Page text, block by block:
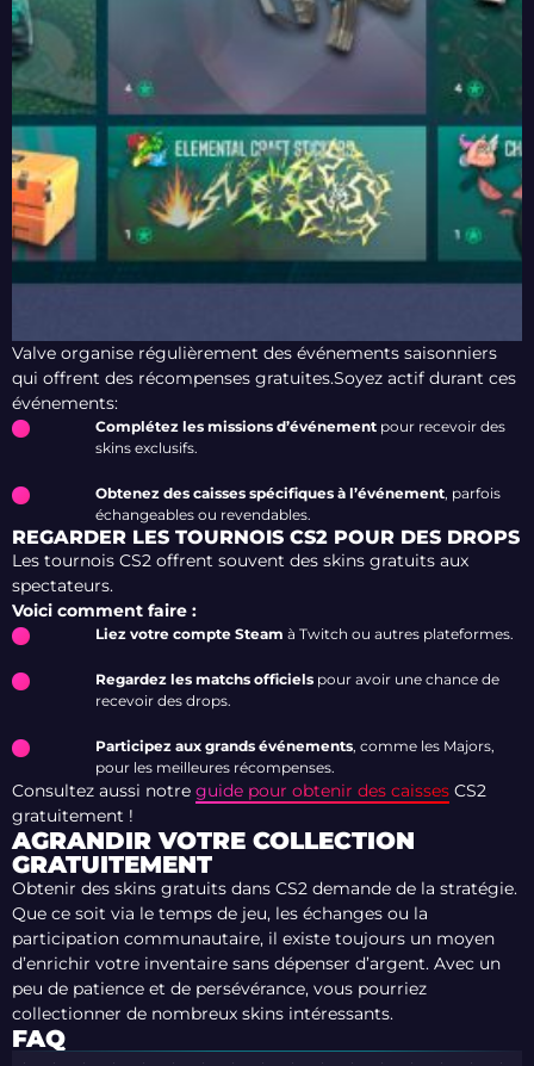
Valve organise régulièrement des événements saisonniers
qui offrent des récompenses gratuites.Soyez actif durant ces
événements:
Complétez les missions d’événement pour recevoir des
skins exclusifs.
Obtenez des caisses spécifiques à l’événement, parfois
échangeables ou revendables.
REGARDER LES TOURNOIS CS2 POUR DES DROPS
Les tournois CS2 offrent souvent des skins gratuits aux
spectateurs.
Voici comment faire :
Liez votre compte Steam à Twitch ou autres plateformes.
Regardez les matchs officiels pour avoir une chance de
recevoir des drops.
Participez aux grands événements, comme les Majors,
pour les meilleures récompenses.
Consultez aussi notre guide pour obtenir des caisses CS2
gratuitement !
AGRANDIR VOTRE COLLECTION
GRATUITEMENT
Obtenir des skins gratuits dans CS2 demande de la stratégie.
Que ce soit via le temps de jeu, les échanges ou la
participation communautaire, il existe toujours un moyen
d’enrichir votre inventaire sans dépenser d’argent. Avec un
peu de patience et de persévérance, vous pourriez
collectionner de nombreux skins intéressants.
FAQ